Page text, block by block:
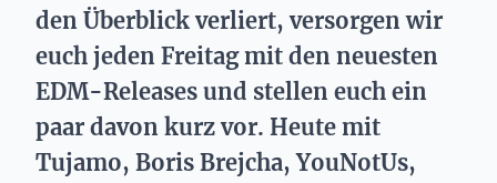
den Überblick verliert, versorgen wir
euch jeden Freitag mit den neuesten
EDM-Releases und stellen euch ein
paar davon kurz vor. Heute mit
Tujamo, Boris Brejcha, YouNotUs,